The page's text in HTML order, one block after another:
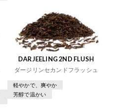
DARJEELING 2ND FLUSH
ダージリンセカンドフラッシュ
軽やかで、爽やか
芳醇で温かい